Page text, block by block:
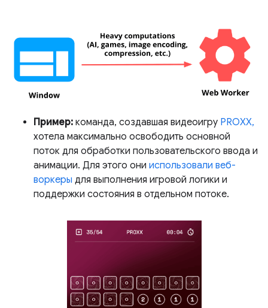
Пример: команда, создавшая видеоигру PROXX,
хотела максимально освободить основной
поток для обработки пользовательского ввода и
анимации. Для этого они использовали веб-
воркеры для выполнения игровой логики и
поддержки состояния в отдельном потоке.